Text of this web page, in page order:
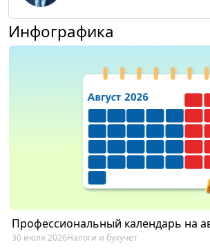
Инфографика
Профессиональный календарь на
30 июля 2026Налоги и бухучет